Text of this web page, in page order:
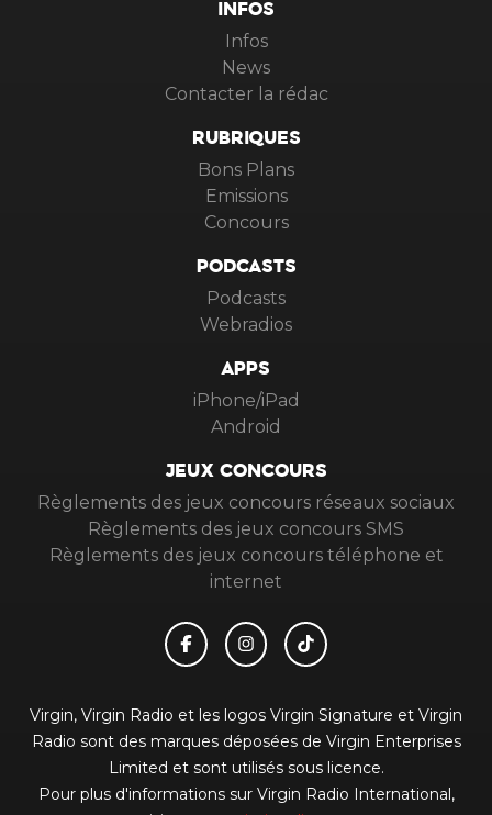
INFOS
Infos
News
Contacter la rédac
RUBRIQUES
Bons Plans
Emissions
Concours
PODCASTS
Podcasts
Webradios
APPS
iPhone/iPad
Android
JEUX CONCOURS
Règlements des jeux concours réseaux sociaux
Règlements des jeux concours SMS
Règlements des jeux concours téléphone et
internet
Virgin, Virgin Radio et les logos Virgin Signature et Virgin
Radio sont des marques déposées de Virgin Enterprises
Limited et sont utilisés sous licence.
Pour plus d'informations sur Virgin Radio International,